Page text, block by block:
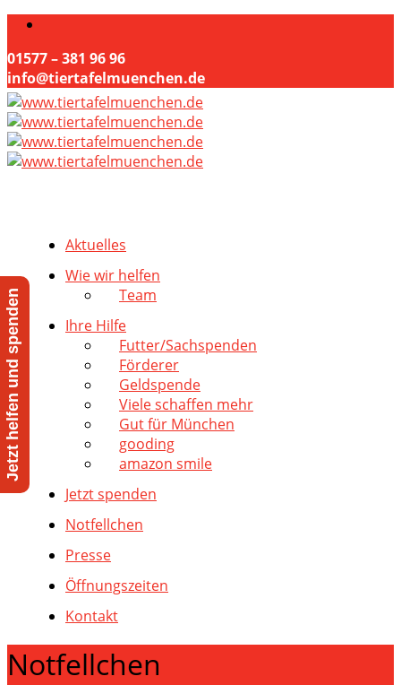
01577 – 381 96 96
info@tiertafelmuenchen.de
Aktuelles
Wie wir helfen
Team
Ihre Hilfe
Futter/Sachspenden
Förderer
Geldspende
Viele schaffen mehr
Gut für München
gooding
amazon smile
Jetzt spenden
Notfellchen
Presse
Öffnungszeiten
Kontakt
Notfellchen
Jetzt helfen und spenden